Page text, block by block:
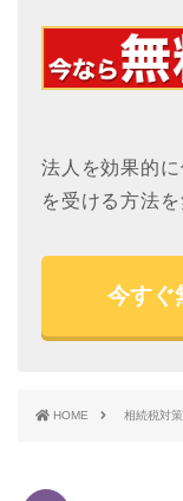
法人を効果的
を受ける方法
今すぐ
HOME 相続税対策